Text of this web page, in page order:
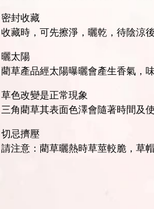
密封收藏
收藏時，可先擦淨，曬乾，待陰涼
曬太陽
藺草產品經太陽曝曬會產生香氣，
草色改變是正常現象
三角藺草其表面色澤會隨著時間及
切忌擠壓
請注意：藺草曬熱時草莖較脆，草